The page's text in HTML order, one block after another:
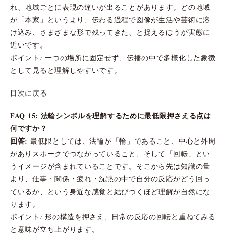
れ、地域ごとに表現の違いが出ることがあります。どの地域
が「本家」というより、伝わる過程で図像が生活や芸術に溶
け込み、さまざまな形で残ってきた、と捉えるほうが実態に
近いです。
ポイント: 一つの場所に固定せず、伝播の中で多様化した象徴
として見ると理解しやすいです。
目次に戻る
FAQ 15: 法輪シンボルを理解するために最低限押さえる点は
何ですか？
回答: 最低限としては、法輪が「輪」であること、中心と外周
がありスポークでつながっていること、そして「回転」とい
うイメージが含まれていることです。そこから先は知識の量
より、仕事・関係・疲れ・沈黙の中で自分の反応がどう回っ
ているか、という身近な感覚と結びつくほど理解が自然にな
ります。
ポイント: 形の構造を押さえ、日常の反応の回転と重ねてみる
と意味が立ち上がります。